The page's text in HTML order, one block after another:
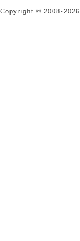
Copyright © 2008-2026